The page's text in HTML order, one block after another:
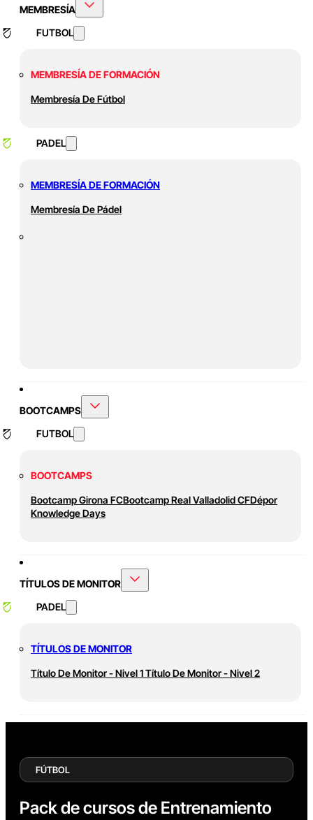
MEMBRESÍA
FUTBOL
MEMBRESÍA DE FORMACIÓN
Membresía De Fútbol
PADEL
MEMBRESÍA DE FORMACIÓN
Membresía De Pádel
BOOTCAMPS
FUTBOL
BOOTCAMPS
Bootcamp Girona FCBootcamp Real Valladolid CFDépor
Knowledge Days
TÍTULOS DE MONITOR
PADEL
TÍTULOS DE MONITOR
Título De Monitor - Nivel 1Título De Monitor - Nivel 2
FÚTBOL
Pack de cursos de Entrenamiento